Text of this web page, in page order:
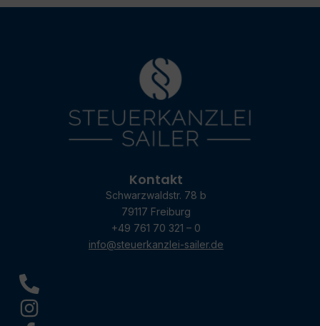
Kontakt
Schwarzwaldstr. 78 b
79117 Freiburg
+49 761 70 321 – 0
info@steuerkanzlei-sailer.de